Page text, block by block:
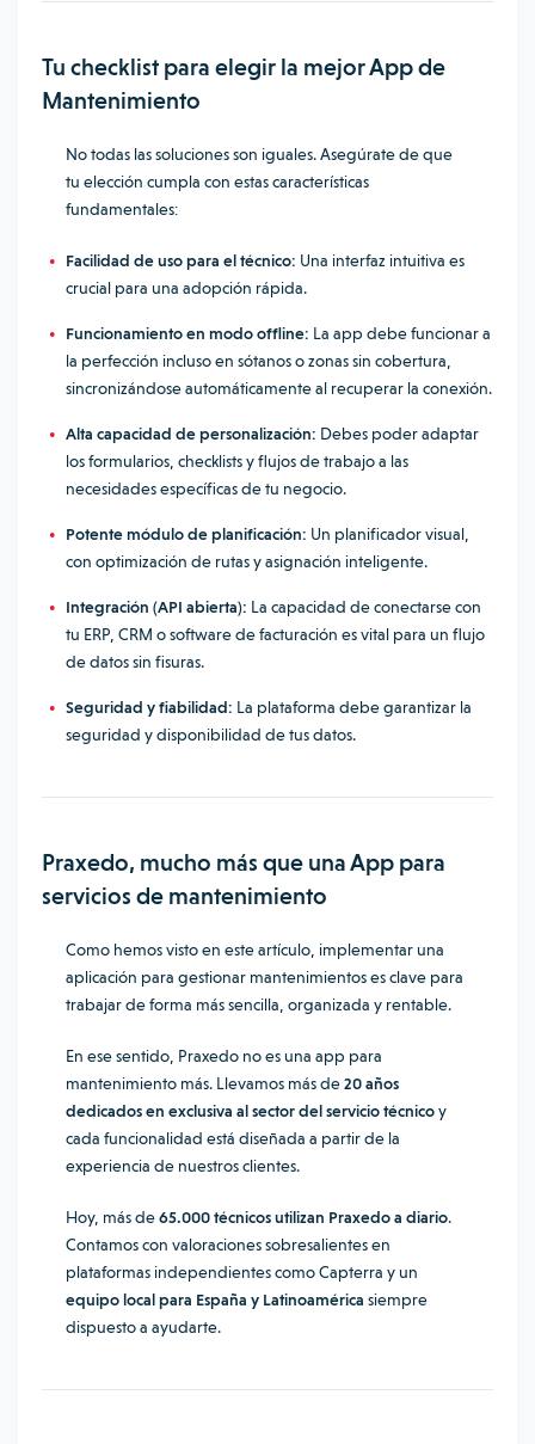
Tu checklist para elegir la mejor App de
Mantenimiento
No todas las soluciones son iguales. Asegúrate de que
tu elección cumpla con estas características
fundamentales:
Facilidad de uso para el técnico: Una interfaz intuitiva es
crucial para una adopción rápida.
Funcionamiento en modo offline: La app debe funcionar a
la perfección incluso en sótanos o zonas sin cobertura,
sincronizándose automáticamente al recuperar la conexión.
Alta capacidad de personalización: Debes poder adaptar
los formularios, checklists y flujos de trabajo a las
necesidades específicas de tu negocio.
Potente módulo de planificación: Un planificador visual,
con optimización de rutas y asignación inteligente.
Integración (API abierta): La capacidad de conectarse con
tu ERP, CRM o software de facturación es vital para un flujo
de datos sin fisuras.
Seguridad y fiabilidad: La plataforma debe garantizar la
seguridad y disponibilidad de tus datos.
Praxedo, mucho más que una App para
servicios de mantenimiento
Como hemos visto en este artículo, implementar una
aplicación para gestionar mantenimientos es clave para
trabajar de forma más sencilla, organizada y rentable.
En ese sentido, Praxedo no es una app para
mantenimiento más. Llevamos más de20 años
dedicados en exclusiva al sector del servicio técnicoy
cada funcionalidad está diseñada a partir de la
experiencia de nuestros clientes.
Hoy, más de65.000 técnicos utilizan Praxedo a diario.
Contamos con valoraciones sobresalientes en
plataformas independientes como Capterra y un
equipo local para España y Latinoamérica siempre
dispuesto a ayudarte.